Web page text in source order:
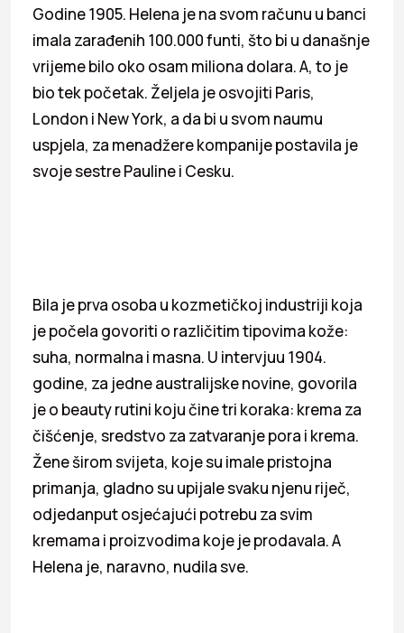
Godine 1905. Helena je na svom računu u banci
imala zarađenih 100.000 funti, što bi u današnje
vrijeme bilo oko osam miliona dolara. A, to je
bio tek početak. Željela je osvojiti Paris,
London i New York, a da bi u svom naumu
uspjela, za menadžere kompanije postavila je
svoje sestre Pauline i Cesku.
Bila je prva osoba u kozmetičkoj industriji koja
je počela govoriti o različitim tipovima kože:
suha, normalna i masna. U intervjuu 1904.
godine, za jedne australijske novine, govorila
je o beauty rutini koju čine tri koraka: krema za
čišćenje, sredstvo za zatvaranje pora i krema.
Žene širom svijeta, koje su imale pristojna
primanja, gladno su upijale svaku njenu riječ,
odjedanput osjećajući potrebu za svim
kremama i proizvodima koje je prodavala. A
Helena je, naravno, nudila sve.